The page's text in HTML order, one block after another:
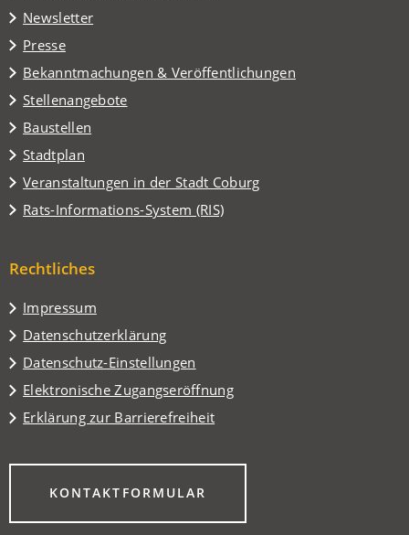
Tab)
in
einem
neuen
Tab)
Newsletter
Presse
Bekanntmachungen & Veröffentlichungen
Stellenangebote
Baustellen
Stadtplan
(Öffnet
in
einem
neuen
Veranstaltungen in der Stadt Coburg
(Öffnet
in
einem
Tab)
Rats-Informations-System (RIS)
(Öffnet
neuen
Rechtliches
Impressum
Datenschutzerklärung
Datenschutz-Einstellungen
Elektronische Zugangseröffnung
Erklärung zur Barrierefreiheit
KONTAKTFORMULAR
(ÖFFNET